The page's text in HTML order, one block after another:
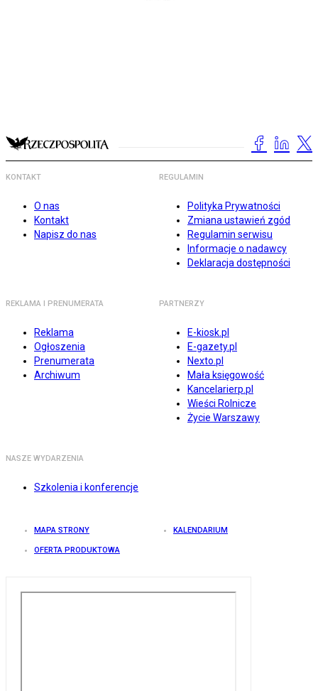
KONTAKT
O nas
Kontakt
Napisz do nas
REGULAMIN
Polityka Prywatności
Zmiana ustawień zgód
Regulamin serwisu
Informacje o nadawcy
Deklaracja dostępności
REKLAMA I PRENUMERATA
Reklama
Ogłoszenia
Prenumerata
Archiwum
PARTNERZY
E-kiosk.pl
E-gazety.pl
Nexto.pl
Mała księgowość
Kancelarierp.pl
Wieści Rolnicze
Życie Warszawy
NASZE WYDARZENIA
Szkolenia i konferencje
MAPA STRONY KALENDARIUM
OFERTA PRODUKTOWA